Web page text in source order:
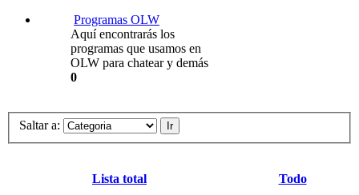
Programas OLW
Aquí encontrarás los
programas que usamos en
OLW para chatear y demás
0
Saltar a:
Lista total Todo